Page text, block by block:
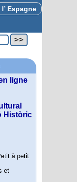
Espagne
ligne
Històric
à petit
et